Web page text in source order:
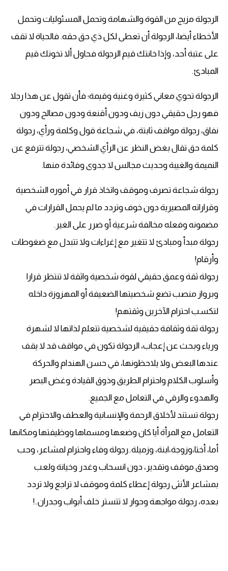
الرجولة مزيج من القوة والشهامة وتحمل المسئوليات وتحمل
الأخطاء أيضا، الرجولة أن تعطى لكل ذي حق حقه. فالحياة لا تقف
على عتبة أحد، وإذا خانتك قيم الرجولة فحاول ألا تخونك قيم
المبادئ.
الرجولة تحوي معاني كثيرة وغنية وقيمة؛ فأن تقول عن هذا رجلا
فهو رجل حقيقي دون زيف ودون أقنعة ودون مصالح ودون
نفاق، رجولة مواقف ثابتة، في شجاعة قول وكلمة ورأي، رجولة
كلمة حق تقال بغض النظر عن الرأي الشخصي، رجولة تترفع عن
النميمة والغيبة وحديث مجالس لا جدوى وفائدة منها.
رجولة شجاعة تصرف وموقف واتخاذ قرار في أموره الشخصية
وقراراته المصيرية دون خوف وتردد ما لم يحمل القرارات في
مضمونه وفعله مخالفة شرعية أو ضرر على الغير.
رجولة مبدأ ومبادئ لا تتغير مع إغراءات ولا تتبدل مع ضغوطات
وأرقام!
رجولة ثقة وعمق حقيقي لقوة شخصية واثقة لا تنتظر قرارا
وبرواز منصب تضع شخصيتها الضعيفة أو المهزوزة داخله
لتكسب احترام الآخرين وثقتهم!
رجولة ثقة وثقافة حقيقية لشخصية تتعلم لذاتها لا لشهرة
ورياء وبحث عن إعجاب، الرجولة تكون في مواقف قد لا يقف
عندها البعض ولا يلاحظونها، في حسن الهندام والحركة
وأسلوب الكلام واحترام الطريق وذوق القيادة وغض البصر
والهدوء والرقي في التعامل مع الجميع.
رجولة تستند لأخلاق الرحمة والإنسانية والعطف والاحترام في
التعامل مع المرأة أيا كان وضعها ومسماها ووظيفتها ومكانها
أما، أختا،وزوجة،ابنة، وزميلة..رجولة وفاء واحترام لمشاعر، وحب
وصدق موقف وتقدير، دون انسحاب وغدر وخيانة ولعب
بمشاعر الأنثى رجولة إعطاء كلمة وموقف لا تراجع ولا تردد
بعده، رجولة مواجهة وحوار لا تتستر خلف أبواب وجدران..!